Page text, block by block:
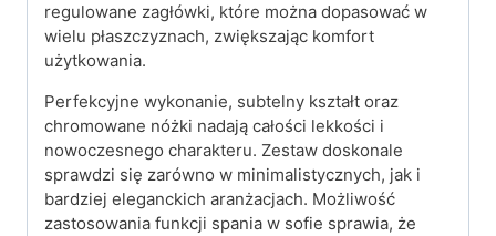
regulowane zagłówki, które można dopasować w
wielu płaszczyznach, zwiększając komfort
użytkowania.
Perfekcyjne wykonanie, subtelny kształt oraz
chromowane nóżki nadają całości lekkości i
nowoczesnego charakteru. Zestaw doskonale
sprawdzi się zarówno w minimalistycznych, jak i
bardziej eleganckich aranżacjach. Możliwość
zastosowania funkcji spania w sofie sprawia, że